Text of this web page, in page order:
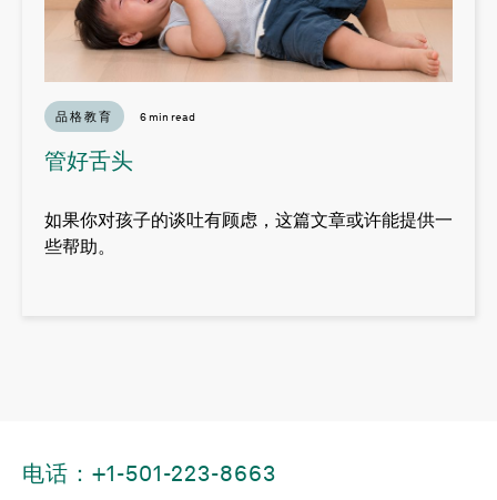
品格教育 6 min read
管好舌头
如果你对孩子的谈吐有顾虑，这篇文章或许能提供一
些帮助。
电话：+1-501-223-8663